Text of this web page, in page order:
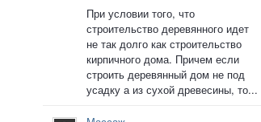
При условии того, что
строительство деревянного идет
не так долго как строительство
кирпичного дома. Причем если
строить деревянный дом не под
усадку а из сухой древесины, то...